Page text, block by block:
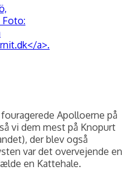
Apolloerne på
vi dem mest på Knopurt
der blev også
var det overvejende en
en Kattehale.